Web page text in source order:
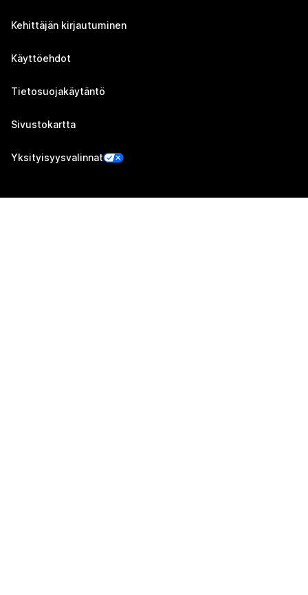
Kehittäjän kirjautuminen
Käyttöehdot
Tietosuojakäytäntö
Sivustokartta
Yksityisyysvalinnat